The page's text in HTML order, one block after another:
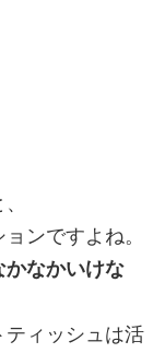
ンですよね。
かなかいけな
ィッシュは活